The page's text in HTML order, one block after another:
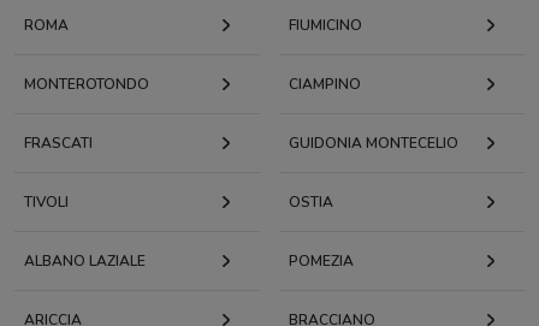
ROMA FIUMICINO
MONTEROTONDO CIAMPINO
FRASCATI GUIDONIA MONTECELIO
TIVOLI OSTIA
ALBANO LAZIALE POMEZIA
ARICCIA BRACCIANO